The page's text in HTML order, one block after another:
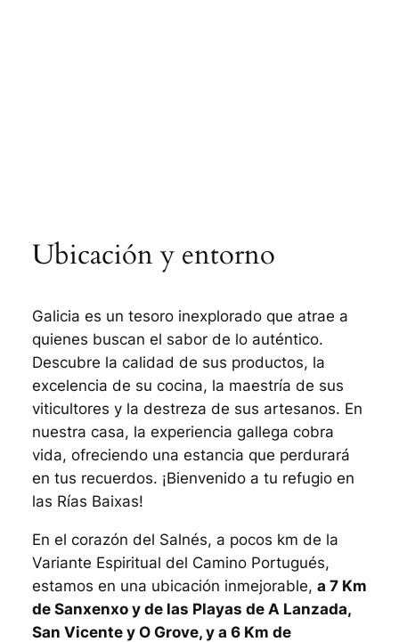
Ubicación y entorno
Galicia es un tesoro inexplorado que atrae a
quienes buscan el sabor de lo auténtico.
Descubre la calidad de sus productos, la
excelencia de su cocina, la maestría de sus
viticultores y la destreza de sus artesanos. En
nuestra casa, la experiencia gallega cobra
vida, ofreciendo una estancia que perdurará
en tus recuerdos. ¡Bienvenido a tu refugio en
las Rías Baixas!
En el corazón del Salnés, a pocos km de la
Variante Espiritual del Camino Portugués,
estamos en una ubicación inmejorable, a 7 Km
de Sanxenxo y de las Playas de A Lanzada,
San Vicente y O Grove, y a 6 Km de